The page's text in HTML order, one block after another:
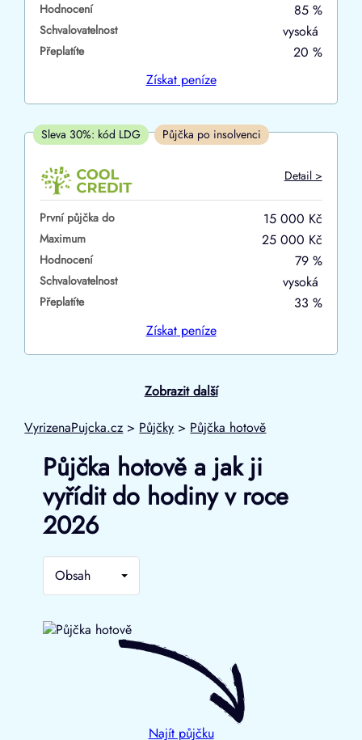
Po insolvenci
ano
ne
V hotovosti
ano
Hodnocení 85 %
Schvalovatelnost vysoká
Přeplatíte
20 %
Získatpeníze
Sleva 30%: kód LDG Půjčka po insolvenci
Detail >
První půjčka do 15 000 Kč
Maximum 25 000 Kč
Hodnocení 79 %
Schvalovatelnost vysoká
Přeplatíte
33 %
Získatpeníze
Zobrazit další
VyrizenaPujcka.cz > Půjčky > Půjčka hotově
Půjčka hotově a jak ji
vyřídit do hodiny v roce
2026
Obsah
Najít půjčku